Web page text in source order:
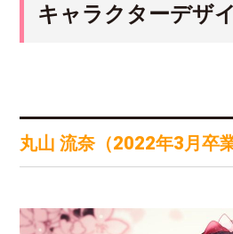
キャラクターデザ
丸山 流奈（2022年3月卒業